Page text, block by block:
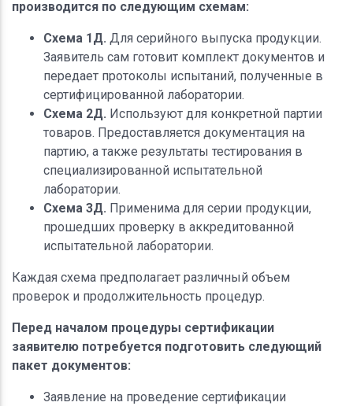
производится по следующим схемам:
Схема 1Д. Для серийного выпуска продукции.
Заявитель сам готовит комплект документов и
передает протоколы испытаний, полученные в
сертифицированной лаборатории.
Схема 2Д. Используют для конкретной партии
товаров. Предоставляется документация на
партию, а также результаты тестирования в
специализированной испытательной
лаборатории.
Схема 3Д. Применима для серии продукции,
прошедших проверку в аккредитованной
испытательной лаборатории.
Каждая схема предполагает различный объем
проверок и продолжительность процедур.
Перед началом процедуры сертификации
заявителю потребуется подготовить следующий
пакет документов:
Заявление на проведение сертификации